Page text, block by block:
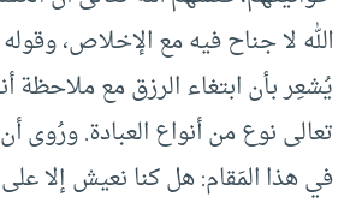
الله لا جناح فيه مع الإخلاص،
يُشعِر بأن ابتغاء الرزق مع ملاحظة
تعالى نوع من أنواع العبادة. ورُوى
في هذا المَقام: هل كنا نعيش إلا